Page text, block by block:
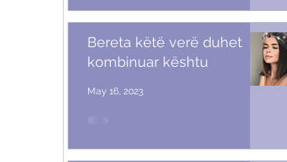
Bereta këtë verë duhet
kombinuar kështu
May 16, 2023